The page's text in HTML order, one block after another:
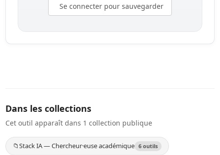
Se connecter pour sauvegarder
Dans les collections
Cet outil apparaît dans 1 collection publique
📁Stack IA — Chercheur·euse académique 6 outils